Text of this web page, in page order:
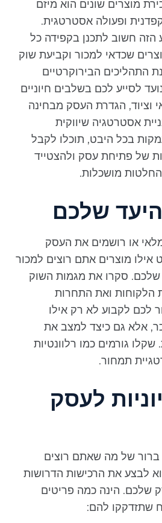
מוצרים שונים הוא מיזם
ופעולה אסטרטגית.
חשוב לתכנן בקפידה כל
שכדאי למכור וקביעת שוק
הבירוקרטיים
לסייע לכם בשלבים חיוניים
וציוד, הגדרת העסק מבחינה
אסטרטגיה שיווקית
בכל היבט, תוכלו לקבל
של פתיחת עסק ולהצטייד
מושכלות.
שלכם
או רושמים את העסק
מוצרים אתם רוצים למכור
סקרו את מגמות השוק
ואת התחרות
לכם לקבוע לא רק אילו
אלא גם כיצד למצב את
גורמים כמו רלוונטיות
תמחור.
לעסק
של מה שאתם רוצים
לבצע את הרכישות הדרושות
הינה כמה פריטים
שתזדקקו להם: